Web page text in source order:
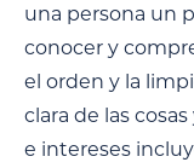
una persona un
conocer y
el orden y la
clara de las
e intereses